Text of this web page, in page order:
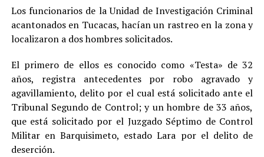
Los funcionarios de la Unidad de Investigación Criminal
acantonados en Tucacas, hacían un rastreo en la zona y
localizaron a dos hombres solicitados.
El primero de ellos es conocido como «Testa» de 32
años, registra antecedentes por robo agravado y
agavillamiento, delito por el cual está solicitado ante el
Tribunal Segundo de Control; y un hombre de 33 años,
que está solicitado por el Juzgado Séptimo de Control
Militar en Barquisimeto, estado Lara por el delito de
deserción.